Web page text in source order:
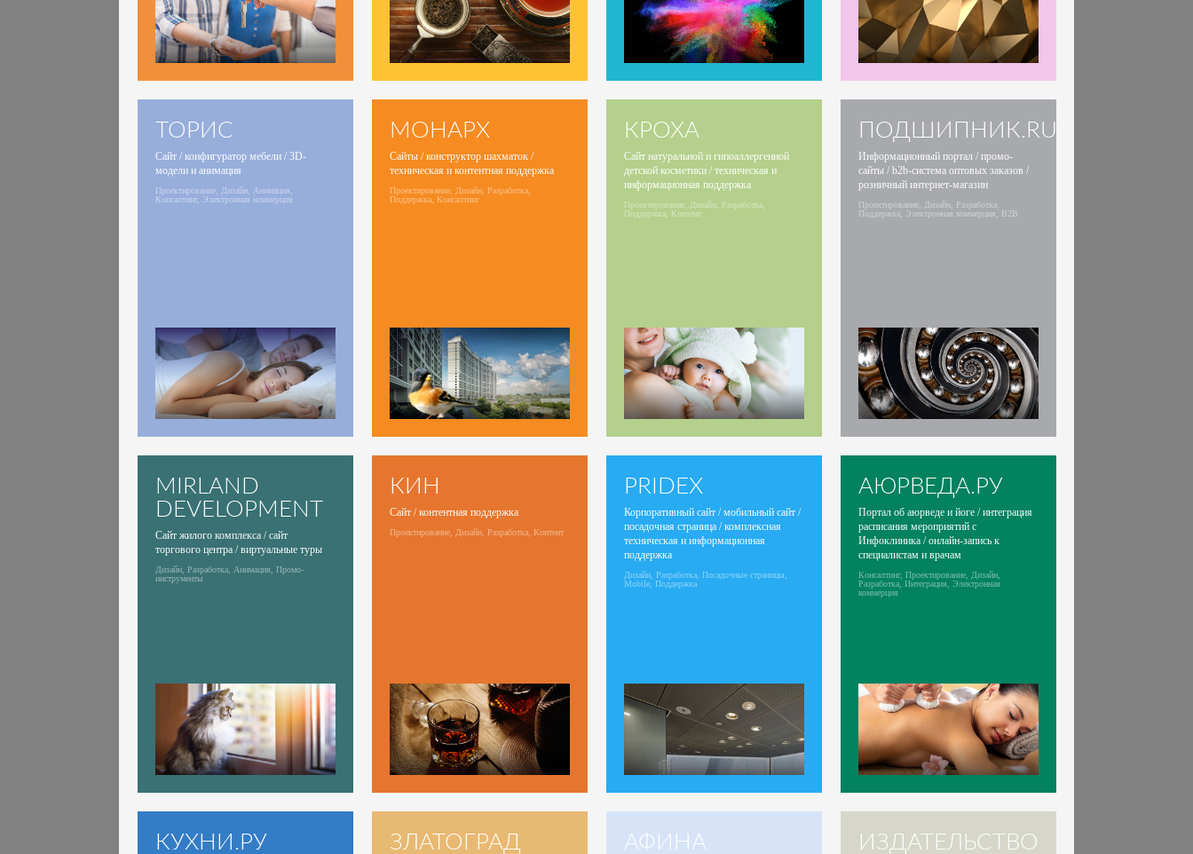
ТОРИС
Сайт / конфигуратор мебели / 3D-
модели и анимация
Проектирование, Дизайн, Анимация,
Консалтинг, Электронная коммерция
МОНАРХ
Сайты / конструктор шахматок /
техническая и контентная поддержка
Проектирование, Дизайн, Разработка,
Поддержка, Консалтинг
КРОХА
Сайт натуральной и гипоаллергенной
детской косметики / техническая и
информационная поддержка
Проектирование, Дизайн, Разработка,
Поддержка, Контент
ПОДШИПНИК.RU
Информационный портал / промо-
сайты / b2b-система оптовых заказов /
розничный интернет-магазин
Проектирование, Дизайн, Разработка,
Поддержка, Электронная коммерция, B2B
MIRLAND
DEVELOPMENT
Сайт жилого комплекса / сайт
торгового центра / виртуальные туры
Дизайн, Разработка, Анимация, Промо-
инструменты
КИН
Сайт / контентная поддержка
Проектирование, Дизайн, Разработка, Контент
PRIDEX
Корпоративный сайт / мобильный сайт /
посадочная страница / комплексная
техническая и информационная
поддержка
Дизайн, Разработка, Посадочные страницы,
Mobile, Поддержка
АЮРВЕДА.РУ
Портал об аюрведе и йоге / интеграция
расписания мероприятий с
Инфоклиника / онлайн-запись к
специалистам и врачам
Консалтинг, Проектирование, Дизайн,
Разработка, Интеграция, Электронная
коммерция
КУХНИ.РУ ЗЛАТОГРАД АФИНА
ИЗДАТЕЛЬСТВО